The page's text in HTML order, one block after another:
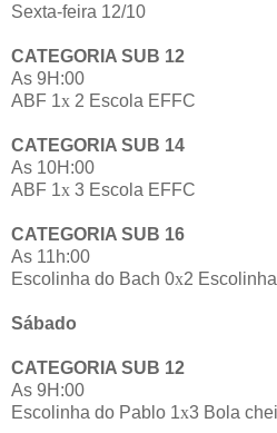
Sexta-feira 12/10
CATEGORIA SUB 12
As 9H:00
ABF 1x 2 Escola EFFC
CATEGORIA SUB 14
As 10H:00
ABF 1x 3 Escola EFFC
CATEGORIA SUB 16
As 11h:00
Escolinha do Bach 0x2
Sábado
CATEGORIA SUB 12
As 9H:00
Escolinha do Pablo 1x3 Bola